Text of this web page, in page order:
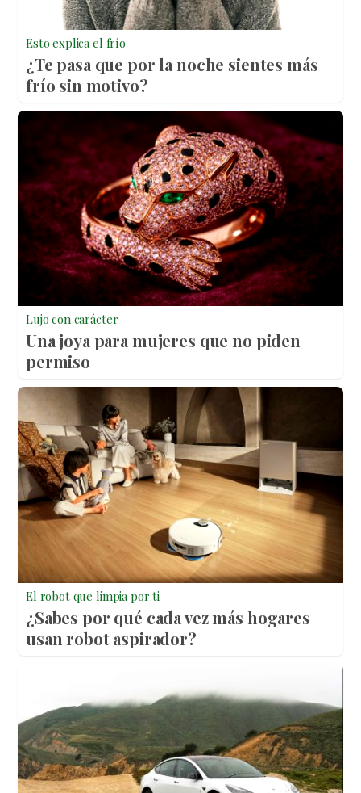
Esto explica el frío
¿Te pasa que por la noche sientes más
frío sin motivo?
Lujo con carácter
Una joya para mujeres que no piden
permiso
El robot que limpia por ti
¿Sabes por qué cada vez más hogares
usan robot aspirador?